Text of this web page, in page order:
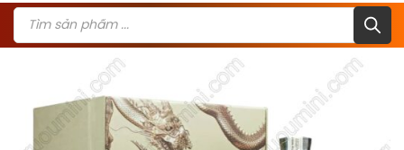
Products
search